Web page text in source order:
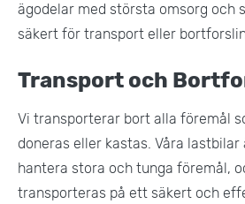
ägodelar med största omsorg och
säkert för transport eller
Transport och
Vi transporterar bort alla föremål
doneras eller kastas. Våra
hantera stora och tunga föremål,
transporteras på ett säkert och